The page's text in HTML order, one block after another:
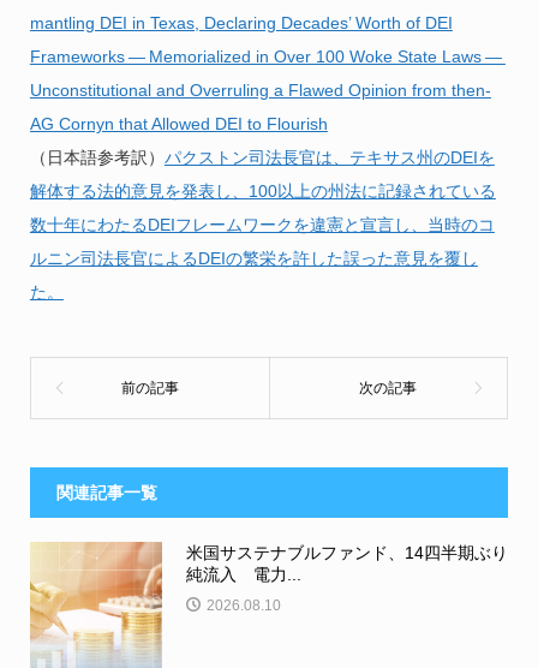
man­tling DEI in Texas, Declar­ing Decades’ Worth of DEI
Frame­works — Memo­ri­al­ized in Over 100 Woke State Laws —
Uncon­sti­tu­tion­al and Over­rul­ing a Flawed Opin­ion from then-
AG Cornyn that Allowed DEI to Flourish
（日本語参考訳） パクストン司法長官は、テキサス州のDEIを
解体する法的意見を発表し、100以上の州法に記録されている
数十年にわたるDEIフレームワークを違憲と宣言し、当時のコ
ルニン司法長官によるDEIの繁栄を許した誤った意見を覆し
た。
関連記事一覧
米国サステナブルファンド、14四半期ぶり
純流入 電力...
2026.08.10